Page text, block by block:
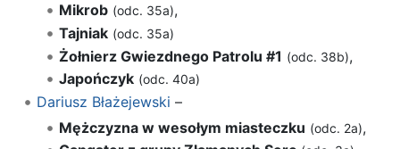
Mikrob (odc. 35a),
Tajniak (odc. 35a)
Żołnierz Gwiezdnego Patrolu #1 (odc. 38b),
Japończyk (odc. 40a)
Dariusz Błażejewski –
Mężczyzna w wesołym miasteczku (odc. 2a),